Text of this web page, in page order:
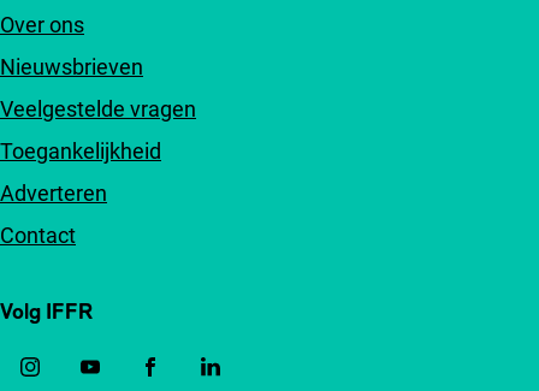
Over ons
Nieuwsbrieven
Veelgestelde vragen
Toegankelijkheid
Adverteren
Contact
Volg IFFR